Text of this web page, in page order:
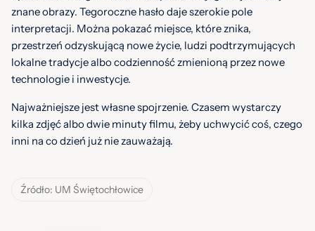
znane obrazy. Tegoroczne hasło daje szerokie pole
interpretacji. Można pokazać miejsce, które znika,
przestrzeń odzyskującą nowe życie, ludzi podtrzymujących
lokalne tradycje albo codzienność zmienioną przez nowe
technologie i inwestycje.
Najważniejsze jest własne spojrzenie. Czasem wystarczy
kilka zdjęć albo dwie minuty filmu, żeby uchwycić coś, czego
inni na co dzień już nie zauważają.
Źródło: UM Świętochłowice